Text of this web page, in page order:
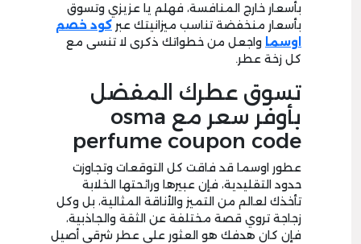
بأسعار خارج المنافسة، فهلم يا عزيزي وتسوق
بأسعار منخفضة تناسب ميزانيتك عبر كود خصم
اوسما واجعل من خطواتك ذكرى لا تنسى مع
كل زخة عطر.
تسوق عطرك المفضل
بأوفر سعر مع osma
perfume coupon code
عطور اوسما قد فاقت كل التوقعات وتجاوزت
حدود التقليدية، فإن عبيرها ورائحتها الخلابة
تأخذك لعالم من التميز والأناقة المثالية، بل وكل
زجاجة تروي قصة مختلفة عن الثقة والجاذبية،
فإن كان هدفك هو العثور على عطر شرقي أصيل